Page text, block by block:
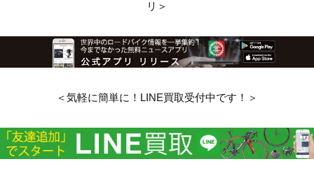
リ＞
＜気軽に簡単に！LINE買取受付中です！＞